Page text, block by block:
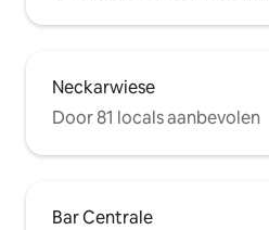
Neckarwiese
Door 81 locals aanbevolen
Bar Centrale